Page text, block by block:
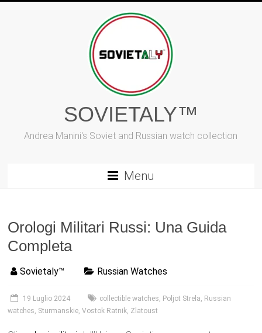
SOVIETALY™
Andrea Manini's Soviet and Russian watch collection
Menu
Orologi Militari Russi: Una Guida
Completa
Sovietaly™ Russian Watches
19 Luglio 2024 collectible watches, Poljot Strela, Russian
watches, Sturmanskie,Vostok Ratnik, Zlatoust